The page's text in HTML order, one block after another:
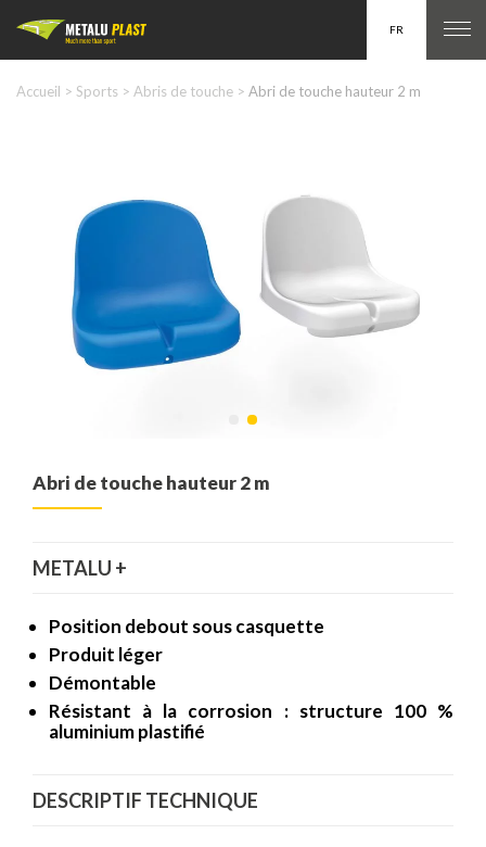
Accueil > Sports > Abris de touche > Abri de touche hauteur 2 m
Abri de touche hauteur 2 m
METALU +
Position debout sous casquette
Produit léger
Démontable
Résistant à la corrosion : structure 100 %
aluminium plastifié
DESCRIPTIF TECHNIQUE
FR
EN